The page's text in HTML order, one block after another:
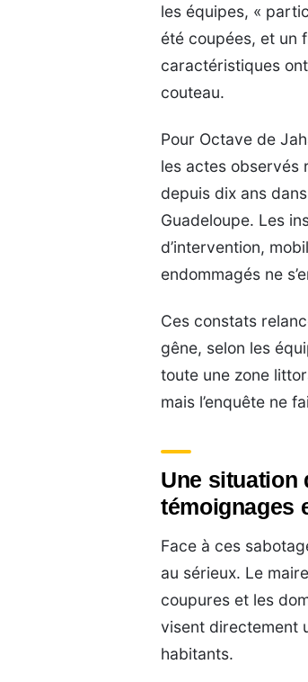
les équipes, «
été coupées, et un
caractéristiques
couteau.
Pour Octave de
les actes observés
depuis dix ans
Guadeloupe. Les
d’intervention,
endommagés ne
Ces constats
gêne, selon les
toute une zone
mais l’enquête ne
Une situation
témoignages
Face à ces
au sérieux. Le maire
coupures et les
visent directement
habitants.